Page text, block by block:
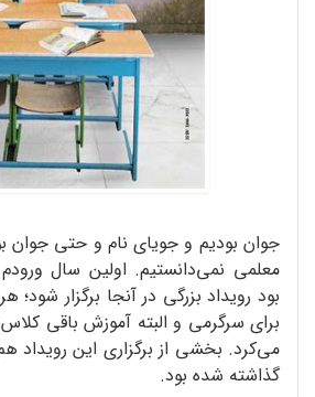
جوان بودیم و جویای نام و حتی جوان
معلمی نمی‌دانستیم. اولین سال
بود رویداد بزرگی در آنجا برگزار شود؛
برای سرگرمی و البته آموزش باقی
می‌کرد. بخشی از برگزاری این رویداد
گذاشته شده بود.